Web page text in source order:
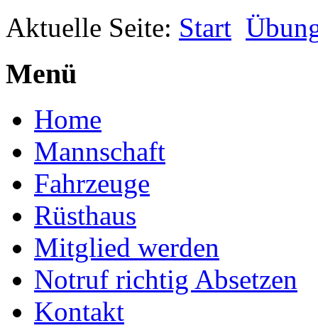
Aktuelle Seite: Start
Menü
Home
Mannschaft
Fahrzeuge
Rüsthaus
Mitglied werden
Notruf richtig Absetzen
Kontakt